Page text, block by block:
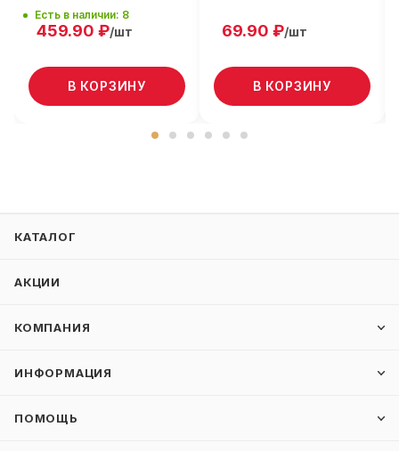
Есть в наличии: 8
459.90 ₽/шт
В КОРЗИНУ
69.90 ₽/шт
В КОРЗИНУ
КАТАЛОГ
АКЦИИ
КОМПАНИЯ
ИНФОРМАЦИЯ
ПОМОЩЬ